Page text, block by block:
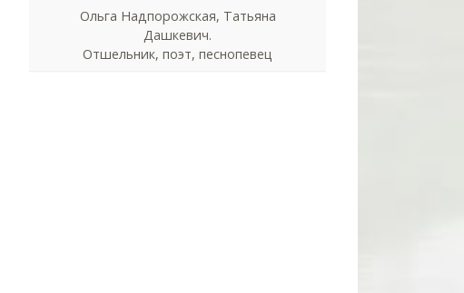
Ольга Надпорожская, Татьяна
Дашкевич.
Отшельник, поэт, песнопевец